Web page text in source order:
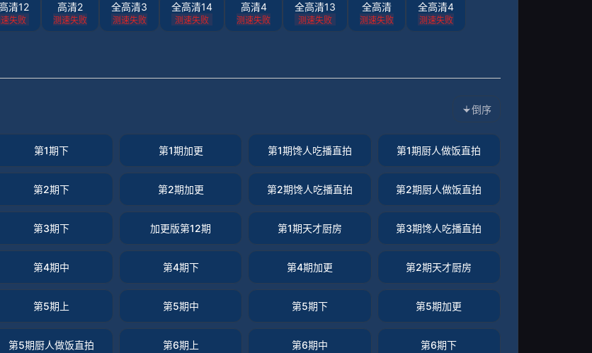
清12
失败
高清2
测速失败
全高清3
测速失败
全高清14
测速失败
高清4
测速失败
全高清13
测速失败
全高清
测速失败
全高清4
测速失败
倒序
第1期下 第1期加更 第1期馋人吃播直拍 第1期厨人做饭直拍
第2期下 第2期加更 第2期馋人吃播直拍 第2期厨人做饭直拍
第3期下 加更版第12期 第1期天才厨房 第3期馋人吃播直拍
第4期中 第4期下 第4期加更 第2期天才厨房
第5期上 第5期中 第5期下 第5期加更
第5期厨人做饭直拍 第6期上 第6期中 第6期下